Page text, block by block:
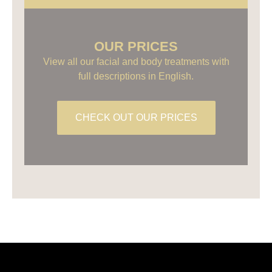
OUR PRICES
View all our facial and body treatments with
full descriptions in English.
CHECK OUT OUR PRICES